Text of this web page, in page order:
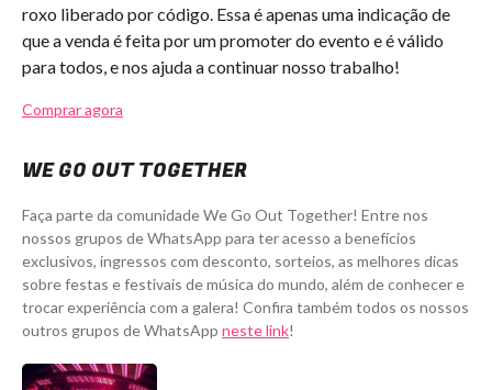
roxo liberado por código. Essa é apenas uma indicação de
que a venda é feita por um promoter do evento e é válido
para todos, e nos ajuda a continuar nosso trabalho!
Comprar agora
WE GO OUT TOGETHER
Faça parte da comunidade We Go Out Together! Entre nos
nossos grupos de WhatsApp para ter acesso a benefícios
exclusivos, ingressos com desconto, sorteios, as melhores dicas
sobre festas e festivais de música do mundo, além de conhecer e
trocar experiência com a galera! Confira também todos os nossos
outros grupos de WhatsApp neste link!